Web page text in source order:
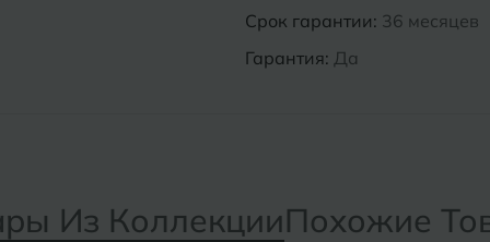
Срок гарантии: 36 месяцев
Гарантия: Да
Из КоллекцииПохожие